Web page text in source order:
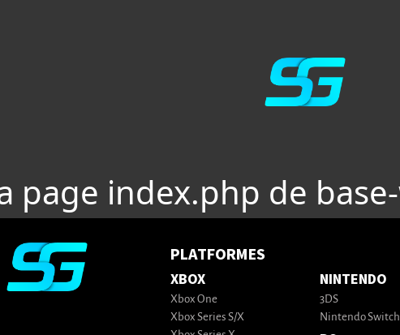
page index.php de
PLATFORMES
XBOX
Xbox One
Xbox Series S/X
NINTENDO
3DS
Nintendo Switch